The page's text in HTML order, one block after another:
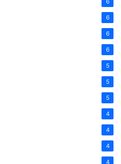
6
6
6
6
5
5
5
4
4
4
4